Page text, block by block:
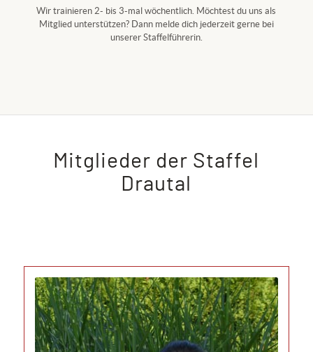
Wir trainieren 2- bis 3-mal wöchentlich. Möchtest du uns als
Mitglied unterstützen? Dann melde dich jederzeit gerne bei
unserer Staffelführerin.
Mitglieder der Staffel
Drautal